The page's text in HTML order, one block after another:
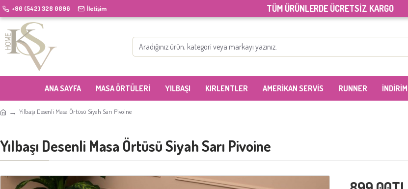
+90 (542) 328 0896 İletişim TÜM ÜRÜNLERDE ÜCRETSİZ KARGO
ANA SAYFA MASA ÖRTÜLERI YILBAŞI KIRLENTLER AMERİKAN SERVİS RUNNER İNDİRİM
Yılbaşı Desenli Masa Örtüsü Siyah Sarı Pivoine
Yılbaşı Desenli Masa Örtüsü Siyah Sarı Pivoine